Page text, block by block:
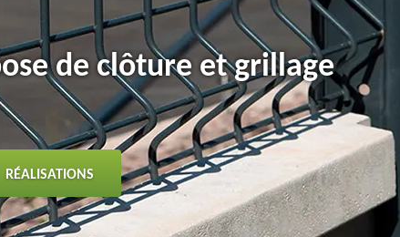
de clôture et grillage
RÉALISATIONS